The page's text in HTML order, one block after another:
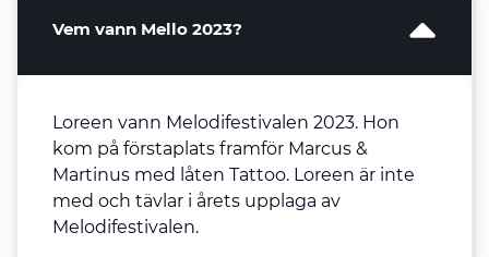
Vem vann Mello 2023?
Loreen vann Melodifestivalen 2023. Hon
kom på förstaplats framför Marcus &
Martinus med låten Tattoo. Loreen är inte
med och tävlar i årets upplaga av
Melodifestivalen.